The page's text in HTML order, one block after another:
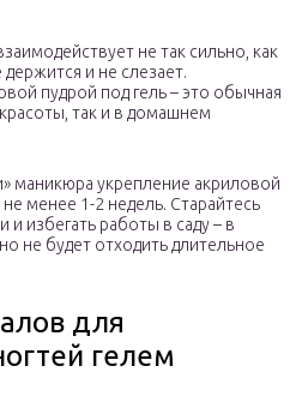
не так сильно, как
и не слезает.
пудрой под гель – это обычная
так и в домашнем
маникюра укрепление акриловой
менее 1-2 недель. Старайтесь
избегать работы в саду – в
не будет отходить длительное
для
гелем